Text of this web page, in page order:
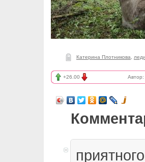
Катерина Плотникова
+26.00 Автор: